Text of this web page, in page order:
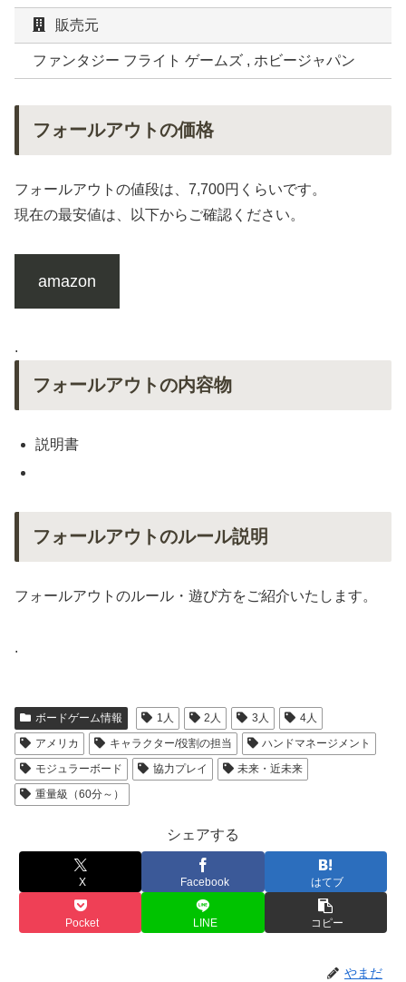
販売元
ファンタジー フライト ゲームズ , ホビージャパン
フォールアウトの価格
フォールアウトの値段は、7,700円くらいです。
現在の最安値は、以下からご確認ください。
amazon
.
フォールアウトの内容物
説明書
フォールアウトのルール説明
フォールアウトのルール・遊び方をご紹介いたします。
.
ボードゲーム情報 1人 2人 3人
4人
アメリカ
キャラクター/役割の担当
ハンドマネージメント
モジュラーボード
協力プレイ
未来・近未来
重量級（60分～）
シェアする
X Facebook はてブ
Pocket LINE コピー
やまだ